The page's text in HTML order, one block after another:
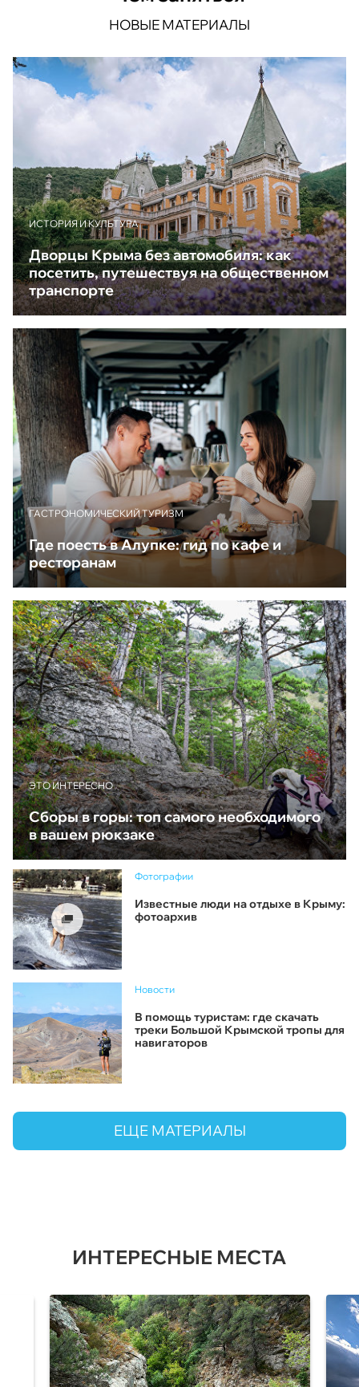
НОВЫЕ МАТЕРИАЛЫ
ИСТОРИЯ И КУЛЬТУРА
Дворцы Крыма без автомобиля: как
посетить, путешествуя на общественном
транспорте
ГАСТРОНОМИЧЕСКИЙ ТУРИЗМ
Где поесть в Алупке: гид по кафе и
ресторанам
ЭТО ИНТЕРЕСНО
Сборы в горы: топ самого необходимого
в вашем рюкзаке
Фотографии
Известные люди на отдыхе в Крыму:
фотоархив
Новости
В помощь туристам: где скачать
треки Большой Крымской тропы для
навигаторов
ЕЩЕ МАТЕРИАЛЫ
ИНТЕРЕСНЫЕ МЕСТА